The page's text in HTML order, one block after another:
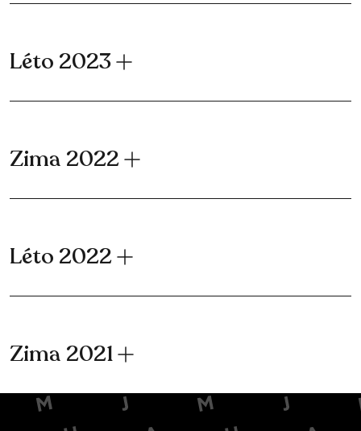
Léto 2023
Zima 2022
Léto 2022
Zima 2021